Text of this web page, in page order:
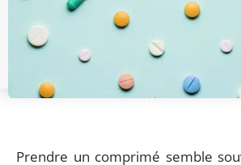
Prendre un comprimé semble